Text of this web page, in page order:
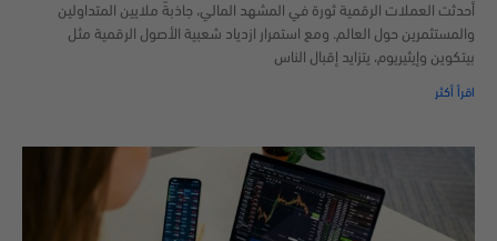
أحدثت العملات الرقمية ثورة في المشهد المالي، جاذبةً ملايين المتداولين
والمستثمرين حول العالم. ومع استمرار ازدياد شعبية الأصول الرقمية مثل
بيتكوين وإيثيريوم، يتزايد إقبال الناس
اقرأ أكثر